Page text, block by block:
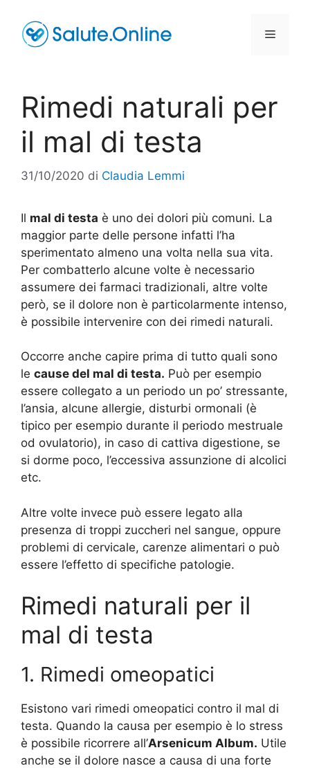
contenuto
Menu
Rimedi naturali per
il mal di testa
31/10/2020 di Claudia Lemmi
Il mal di testa è uno dei dolori più comuni. La
maggior parte delle persone infatti l’ha
sperimentato almeno una volta nella sua vita.
Per combatterlo alcune volte è necessario
assumere dei farmaci tradizionali, altre volte
però, se il dolore non è particolarmente intenso,
è possibile intervenire con dei rimedi naturali.
Occorre anche capire prima di tutto quali sono
le cause del mal di testa. Può per esempio
essere collegato a un periodo un po’ stressante,
l’ansia, alcune allergie, disturbi ormonali (è
tipico per esempio durante il periodo mestruale
od ovulatorio), in caso di cattiva digestione, se
si dorme poco, l’eccessiva assunzione di alcolici
etc.
Altre volte invece può essere legato alla
presenza di troppi zuccheri nel sangue, oppure
problemi di cervicale, carenze alimentari o può
essere l’effetto di specifiche patologie.
Rimedi naturali per il
mal di testa
1. Rimedi omeopatici
Esistono vari rimedi omeopatici contro il mal di
testa. Quando la causa per esempio è lo stress
è possibile ricorrere all’Arsenicum Album. Utile
anche se il dolore nasce a causa di una forte